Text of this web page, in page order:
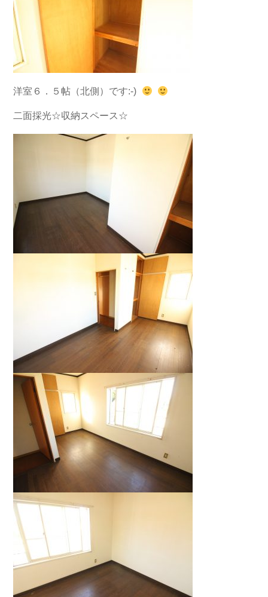
洋室６．５帖（北側）です:-)
二面採光☆収納スペース☆